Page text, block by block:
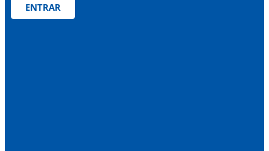
ENTRAR